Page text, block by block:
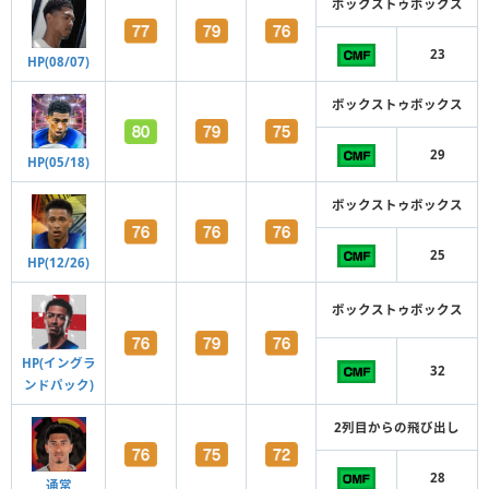
HP(08/07)
ボックストゥボックス
23
HP(05/18)
ボックストゥボックス
29
HP(12/26)
ボックストゥボックス
25
HP(イングラ
ンドパック)
ボックストゥボックス
32
通常
2列目からの飛び出し
28